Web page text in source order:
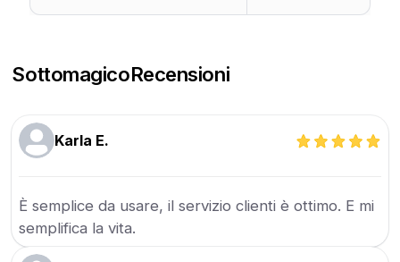
SottomagicoRecensioni
Karla E.
È semplice da usare, il servizio clienti è ottimo. E mi
semplifica la vita.